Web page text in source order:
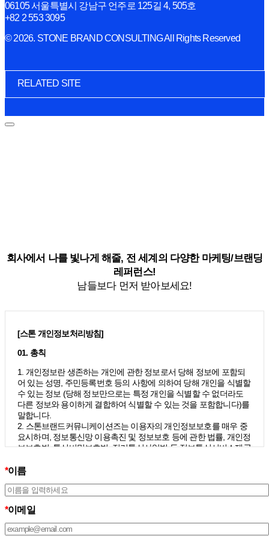
06105 서울특별시 강남구 언주로 125길 4, 505호
+82 2 553 3095
© 2026. STONE BRAND CONSULTING All Rights Reserved
RELATED SITE
회사에서 나를 빛나게 해줄, 전 세계의 다양한 마케팅/브랜딩
레퍼런스!
남들보다 먼저 받아보세요!
[스톤 개인정보처리방침]
01. 총칙
1. 개인정보란 생존하는 개인에 관한 정보로서 당해 정보에 포함되
어 있는 성명, 주민등록번호 등의 사항에 의하여 당해 개인을 식별할
수 있는 정보 (당해 정보만으로는 특정 개인을 식별할 수 없더라도
다른 정보와 용이하게 결합하여 식별할 수 있는 것을 포함합니다)를
말합니다.
2. 스톤브랜드커뮤니케이션즈는 이용자의 개인정보보호를 매우 중
요시하며, 정보통신망 이용촉진 및 정보보호 등에 관한 법률, 개인정
보보호법, 통신비밀보호법, 전기통신사업법 등 정보통신서비스제공
개인정보처리방침을 통하여 이용자가 제공하는 개인정보가 어떠한
치가 취해지고 있는지 알려드립니다.
선을 위하여 개정하는데 필요한 절차를 정하고 있으며, 개인정보처
리방침을 회사의 필요와 사회적 변화에 맞게 변경할 수 있습니다. 그
*이름
*이메일